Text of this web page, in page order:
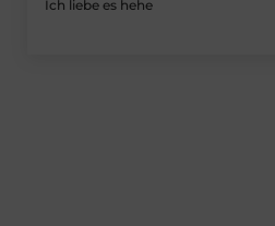
Ich liebe es hehe